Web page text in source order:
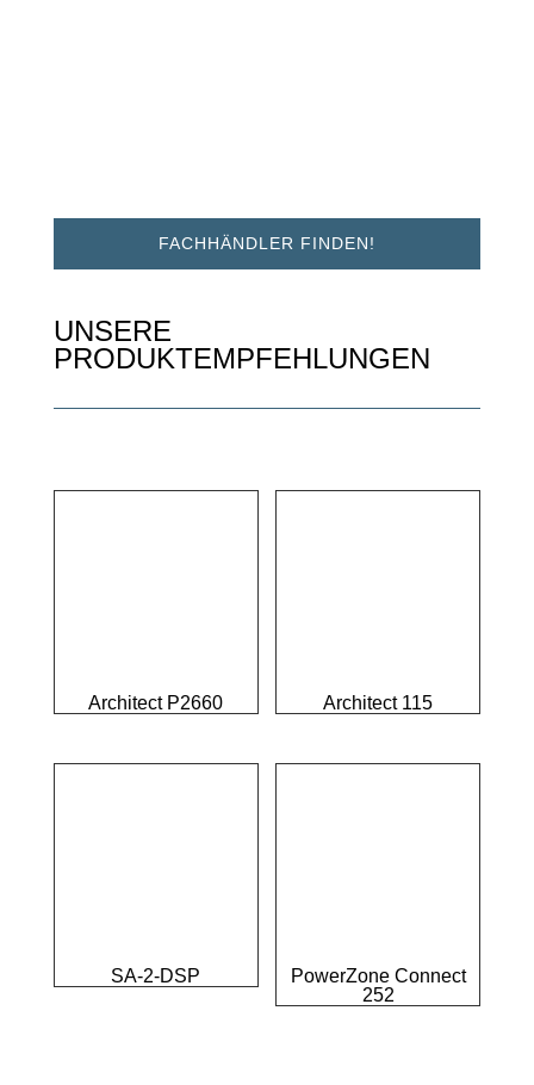
FACHHÄNDLER FINDEN!
UNSERE
PRODUKTEMPFEHLUNGEN
Architect P2660 Architect 115
SA-2-DSP
PowerZone Connect
252